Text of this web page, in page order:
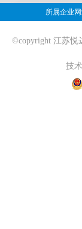
所属企业
©copyright 江苏
技